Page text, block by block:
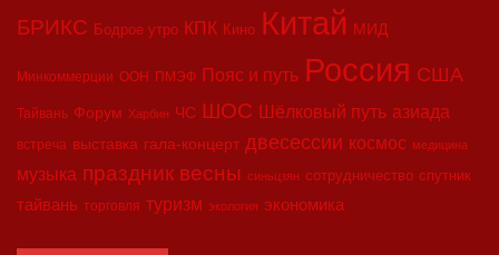
БРИКС Бодрое утро КПК Кино Китай МИД
Минкоммерции ООН ПМЭФ Пояс и путь Россия США
Тайвань Форум Харбин ЧС ШОС Шёлковый путь азиада
встреча выставка гала-концерт двесессии космос медицина
музыка праздник весны синьцзян сотрудничество спутник
тайвань торговля туризм экология экономика